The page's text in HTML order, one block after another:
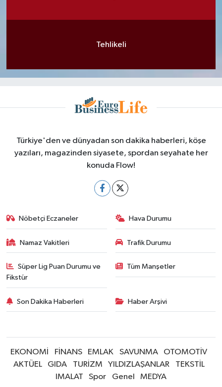
Tehlikeli
Türkiye'den ve dünyadan son dakika haberleri, köşe
yazıları, magazinden siyasete, spordan seyahate her
konuda Flow!
Nöbetçi Eczaneler Hava Durumu
Namaz Vakitleri Trafik Durumu
Süper Lig Puan Durumu ve
Fikstür
Tüm Manşetler
Son Dakika Haberleri Haber Arşivi
EKONOMİ FİNANS EMLAK SAVUNMA
OTOMOTİV
AKTÜEL
GIDA TURİZM YILDIZLAŞANLAR
TEKSTİL
IMALAT
Spor Genel MEDYA